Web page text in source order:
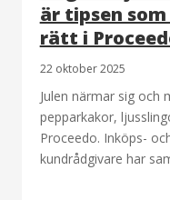
är tipsen
rätt i
22 oktober 2025
Julen närmar sig och
pepparkakor,
Proceedo. Inköps-
kundrådgivare har